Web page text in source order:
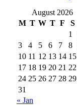
August 2026
M T W T F S
1
3
4 5 6 7 8
10 11 12 13 14 15
17 18 19 20 21 22
24 25 26 27 28 29
31
« Jan